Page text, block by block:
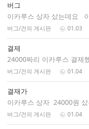
버그
이카루스 상자 샀는데요
버그/건의 게시판 01.03
결제
24000짜리 이카루스 결제
버그/건의 게시판 01.04
결재가
이카루스 상자 24000원
버그/건의 게시판 01.04